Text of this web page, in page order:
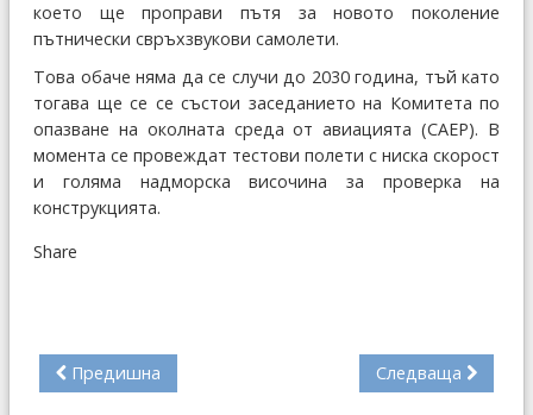
което ще проправи пътя за новото поколение
пътнически свръхзвукови самолети.
Това обаче няма да се случи до 2030 година, тъй като
тогава ще се се състои заседанието на Комитета по
опазване на околната среда от авиацията (CAEP). В
момента се провеждат тестови полети с ниска скорост
и голяма надморска височина за проверка на
конструкцията.
Share
Предишна Следваща